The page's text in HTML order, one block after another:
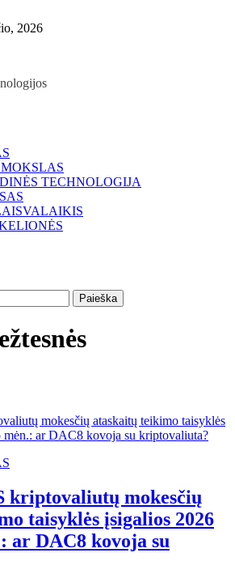
2026
TECHNOLOGIJA
kriptovaliutų mokesčių
taisyklės įsigalios 2026
ar DAC8 kovoja su